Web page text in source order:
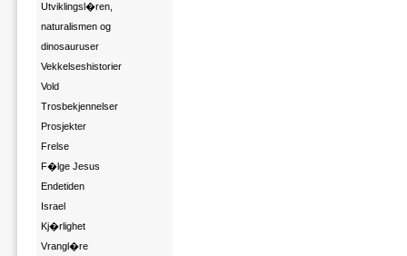
Utviklingsl�ren,
naturalismen og
dinosauruser
Vekkelseshistorier
Vold
Trosbekjennelser
Prosjekter
Frelse
F�lge Jesus
Endetiden
Israel
Kj�rlighet
Vrangl�re